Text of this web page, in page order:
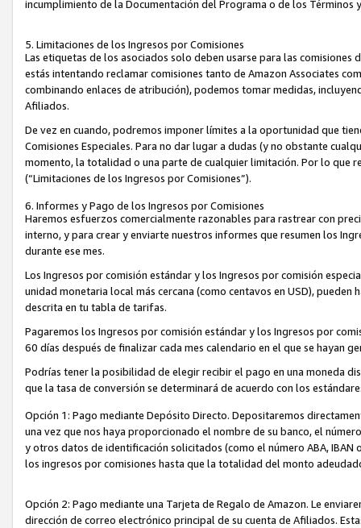
incumplimiento de la Documentación del Programa o de los Términos
5. Limitaciones de los Ingresos por Comisiones
Las etiquetas de los asociados solo deben usarse para las
estás intentando reclamar comisiones tanto de Amazon Associates
combinando enlaces de atribución), podemos tomar medidas,
Afiliados.
De vez en cuando, podremos imponer límites a la oportunidad que
Comisiones Especiales. Para no dar lugar a dudas (y no obstante
momento, la totalidad o una parte de cualquier limitación. Por lo que
(“Limitaciones de los Ingresos por Comisiones”).
6. Informes y Pago de los Ingresos por Comisiones
Haremos esfuerzos comercialmente razonables para rastrear con
interno, y para crear y enviarte nuestros informes que resumen los
durante ese mes.
Los Ingresos por comisión estándar y los Ingresos por comisión
unidad monetaria local más cercana (como centavos en USD),
descrita en tu tabla de tarifas.
Pagaremos los Ingresos por comisión estándar y los Ingresos por
60 días después de finalizar cada mes calendario en el que se hayan
Podrías tener la posibilidad de elegir recibir el pago en una moneda
que la tasa de conversión se determinará de acuerdo con los
Opción 1: Pago mediante Depósito Directo. Depositaremos
una vez que nos haya proporcionado el nombre de su banco, el
y otros datos de identificación solicitados (como el número ABA,
los ingresos por comisiones hasta que la totalidad del monto
Opción 2: Pago mediante una Tarjeta de Regalo de Amazon. Le
dirección de correo electrónico principal de su cuenta de Afiliados.